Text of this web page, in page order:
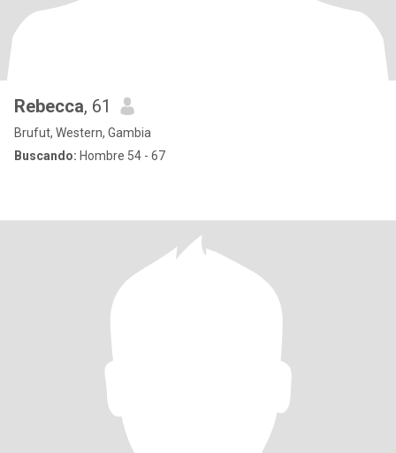
Rebecca, 61
Brufut, Western, Gambia
Buscando: Hombre 54 - 67